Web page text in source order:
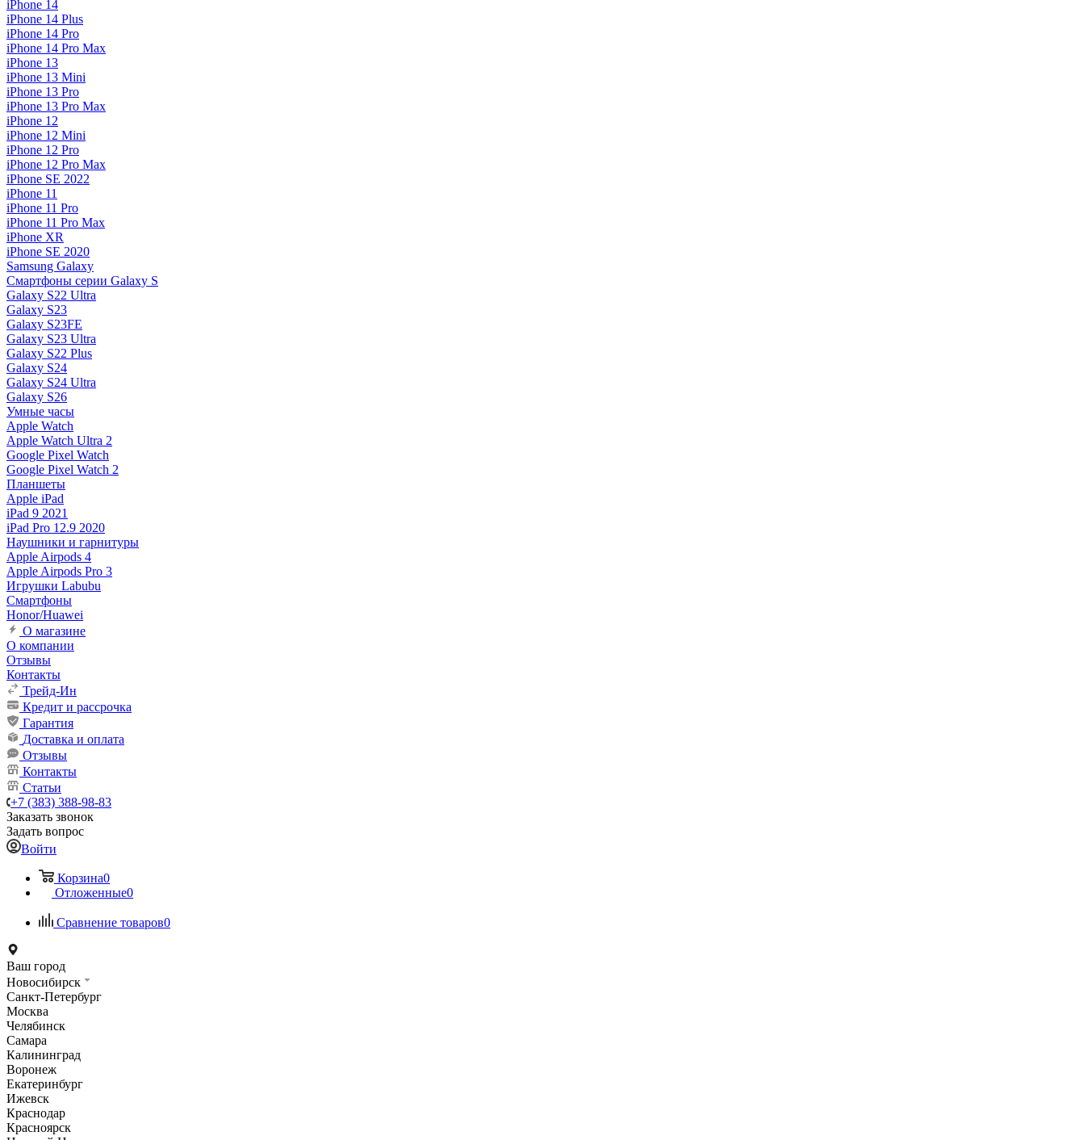
iPhone 14
iPhone 14 Plus
iPhone 14 Pro
iPhone 14 Pro Max
iPhone 13
iPhone 13 Mini
iPhone 13 Pro
iPhone 13 Pro Max
iPhone 12
iPhone 12 Mini
iPhone 12 Pro
iPhone 12 Pro Max
iPhone SE 2022
iPhone 11
iPhone 11 Pro
iPhone 11 Pro Max
iPhone XR
iPhone SE 2020
Samsung Galaxy
Смартфоны серии Galaxy S
Galaxy S22 Ultra
Galaxy S23
Galaxy S23FE
Galaxy S23 Ultra
Galaxy S22 Plus
Galaxy S24
Galaxy S24 Ultra
Galaxy S26
Умные часы
Apple Watch
Apple Watch Ultra 2
Google Pixel Watch
Google Pixel Watch 2
Планшеты
Apple iPad
iPad 9 2021
iPad Pro 12.9 2020
Наушники и гарнитуры
Apple Airpods 4
Apple Airpods Pro 3
Игрушки Labubu
Смартфоны
Honor/Huawei
О магазине
О компании
Отзывы
Контакты
Трейд-Ин
Кредит и рассрочка
Гарантия
Доставка и оплата
Отзывы
Контакты
Статьи
+7 (383) 388-98-83
Заказать звонок
Задать вопрос
Войти
Корзина0
Отложенные0
Сравнение товаров0
Ваш город
Новосибирск
Санкт-Петербург
Москва
Челябинск
Самара
Калининград
Воронеж
Екатеринбург
Ижевск
Краснодар
Красноярск